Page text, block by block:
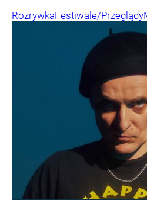
RozrywkaFestiwale/Przeglądy